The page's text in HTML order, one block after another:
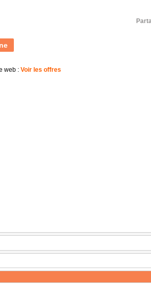
web : Voir les offres